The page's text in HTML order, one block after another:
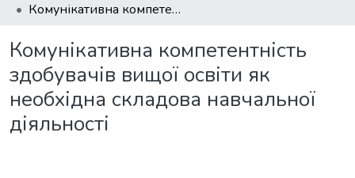
Комунікативна компетентність здобувачів вищої освіти як необхідна складова навчальної діяльності
Комунікативна компетентність
здобувачів вищої освіти як
необхідна складова навчальної
діяльності